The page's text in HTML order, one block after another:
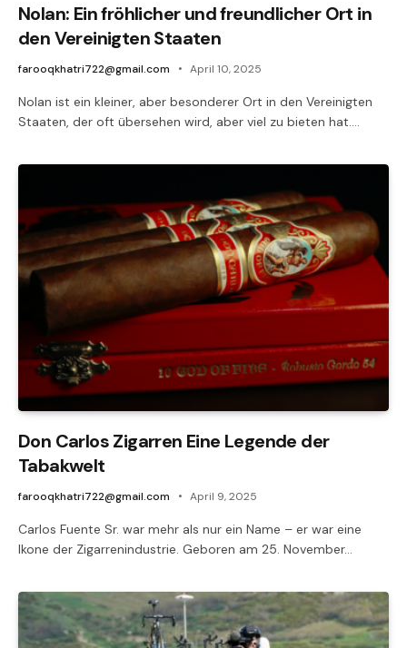
Nolan: Ein fröhlicher und freundlicher Ort in
den Vereinigten Staaten
farooqkhatri722@gmail.com April 10, 2025
Nolan ist ein kleiner, aber besonderer Ort in den Vereinigten
Staaten, der oft übersehen wird, aber viel zu bieten hat.…
Don Carlos Zigarren Eine Legende der
Tabakwelt
farooqkhatri722@gmail.com April 9, 2025
Carlos Fuente Sr. war mehr als nur ein Name – er war eine
Ikone der Zigarrenindustrie. Geboren am 25. November…